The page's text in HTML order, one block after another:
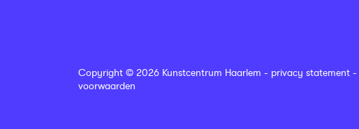
Copyright © 2026 Kunstcentrum Haarlem - privacy statement -
voorwaarden